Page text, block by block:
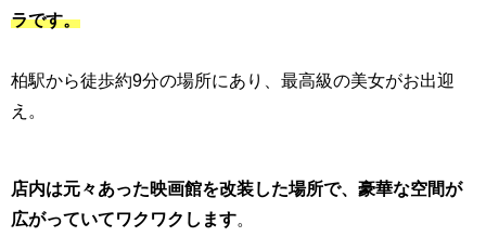
ラです。
柏駅から徒歩約9分の場所にあり、最高級の美女がお出迎
え。
店内は元々あった映画館を改装した場所で、豪華な空間が
広がっていてワクワクします。